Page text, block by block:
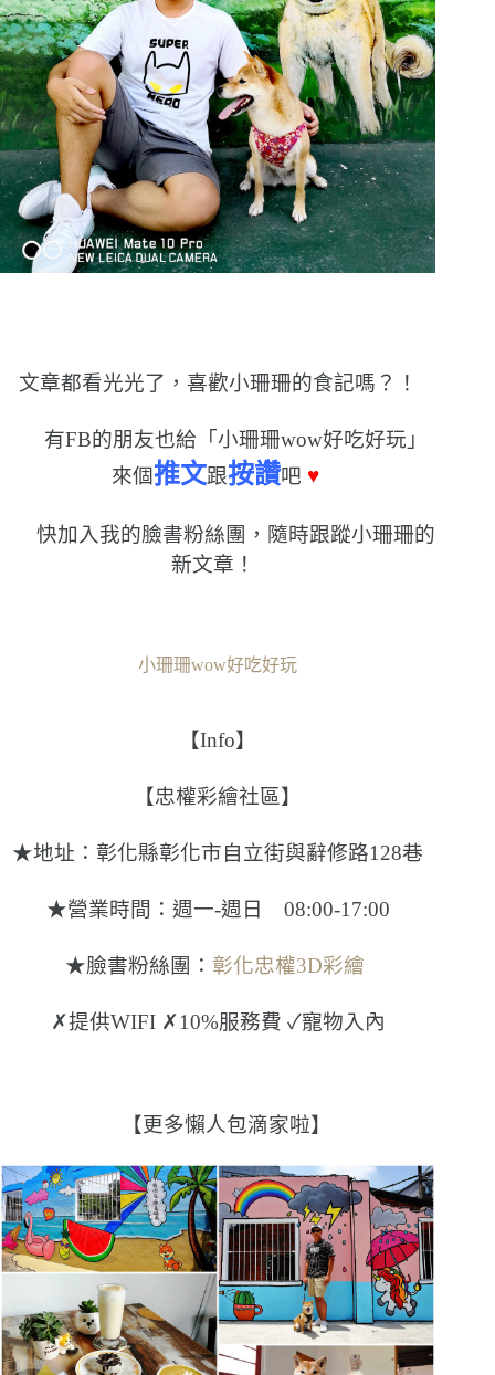
文章都看光光了，喜歡小珊珊的食記嗎？！
有FB的朋友也給「小珊珊wow好吃好玩」
來個推文跟按讚吧 ♥
快加入我的臉書粉絲團，隨時跟蹤小珊珊的
新文章！
小珊珊wow好吃好玩
【Info】
【忠權彩繪社區】
★地址：彰化縣彰化市自立街與辭修路128巷
★營業時間：週一-週日 08:00-17:00
★臉書粉絲團：彰化忠權3D彩繪
✗提供WIFI ✗10%服務費 ✓寵物入內
【更多懶人包滴家啦】